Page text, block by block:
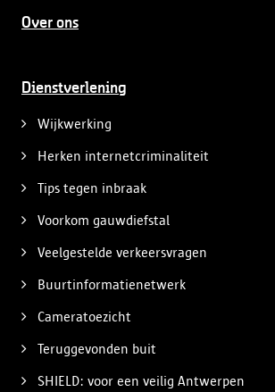
Over ons
Dienstverlening
Wijkwerking
Herken internetcriminaliteit
Tips tegen inbraak
Voorkom gauwdiefstal
Veelgestelde verkeersvragen
Buurtinformatienetwerk
Cameratoezicht
Teruggevonden buit
SHIELD: voor een veilig Antwerpen